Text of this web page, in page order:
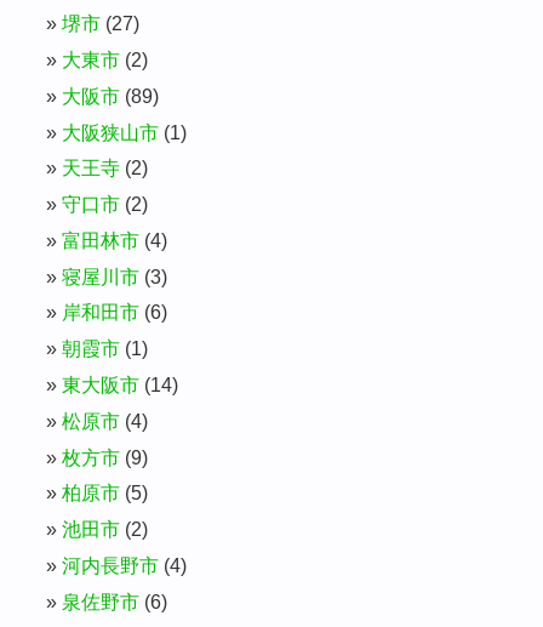
堺市 (27)
大東市 (2)
大阪市 (89)
大阪狭山市 (1)
天王寺 (2)
守口市 (2)
富田林市 (4)
寝屋川市 (3)
岸和田市 (6)
朝霞市 (1)
東大阪市 (14)
松原市 (4)
枚方市 (9)
柏原市 (5)
池田市 (2)
河内長野市 (4)
泉佐野市 (6)